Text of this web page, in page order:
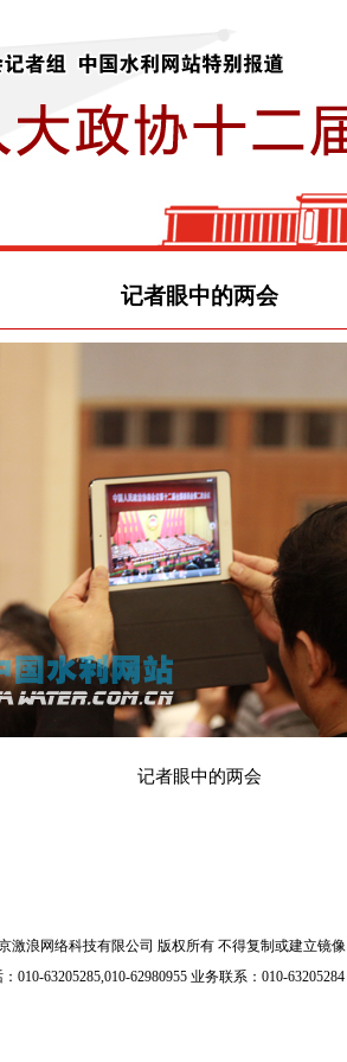
记者眼中的两会
记者眼中的两会
激浪网络科技有限公司 版权所有 不得复制或建立镜像
010-63205285,010-62980955 业务联系：010-63205284